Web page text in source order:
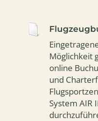
Möglichkeit
online
und
System AIR